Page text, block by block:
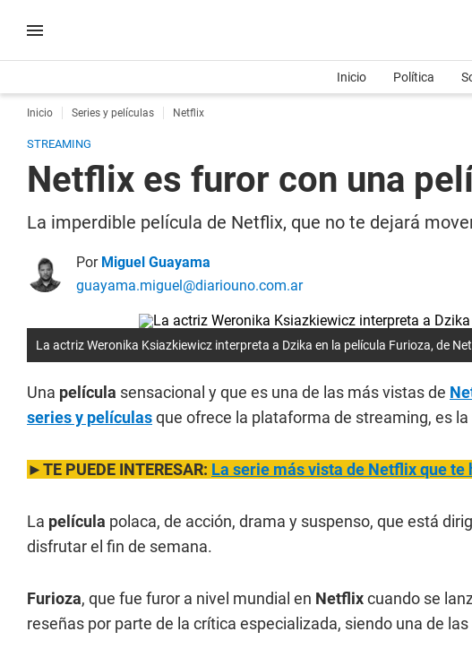
Inicio Política
Inicio Series y películas Netflix
STREAMING
Netflix es furor con una
La imperdible película de Netflix, que no te dejará
Por Miguel Guayama
guayama.miguel@diariouno.com.ar
La actriz Weronika Ksiazkiewicz interpreta a Dzika en la película Furioza, de
Una película sensacional y que es una de las más vistas de
series y películasque ofrece la plataforma de streaming, es la
►TE PUEDE INTERESAR: La serie más vista de Netflix que
La película polaca, de acción, drama y suspenso, que está
disfrutar el fin de semana.
Furioza, que fue furor a nivel mundial en Netflixcuando se
reseñas por parte de la crítica especializada, siendo una de